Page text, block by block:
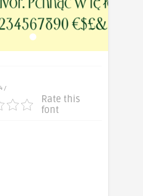
/
Rate this
font